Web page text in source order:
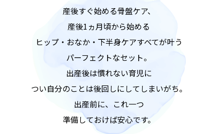
産後すぐ始める骨盤ケア、
産後1ヵ月頃から始める
ヒップ・おなか・下半身ケアすべてが叶う
パーフェクトなセット。
出産後は慣れない育児に
つい自分のことは後回しにしてしまいがち。
出産前に、これ一つ
準備しておけば安心です。